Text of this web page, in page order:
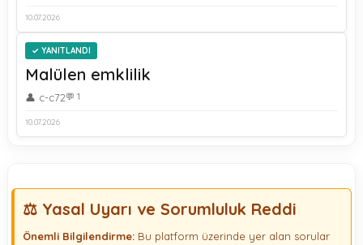
10.07.2026
YANITLANDI
Malülen emklilik
👤 c-c72💬 1
10.07.2026
⚖️ Yasal Uyarı ve Sorumluluk Reddi
Önemli Bilgilendirme: Bu platform üzerinde yer alan sorular